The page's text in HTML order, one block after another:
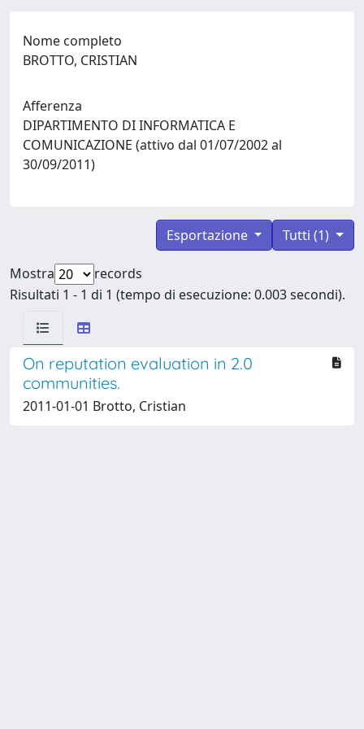
Nome completo
BROTTO, CRISTIAN
Afferenza
DIPARTIMENTO DI INFORMATICA E
COMUNICAZIONE (attivo dal 01/07/2002 al
30/09/2011)
Tutti (1)
Esportazione
Mostra
records
Risultati 1 - 1 di 1 (tempo di esecuzione: 0.003 secondi).
On reputation evaluation in 2.0
communities.
2011-01-01 Brotto, Cristian